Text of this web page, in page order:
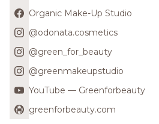
Organic Make-Up Studio
@odonata.cosmetics
@green_for_beauty
@greenmakeupstudio
YouTube — Greenforbeauty
greenforbeauty.com